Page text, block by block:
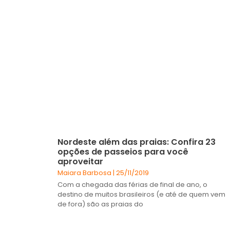
Nordeste além das praias: Confira 23
opções de passeios para você
aproveitar
Maiara Barbosa 25/11/2019
Com a chegada das férias de final de ano, o
destino de muitos brasileiros (e até de quem vem
de fora) são as praias do